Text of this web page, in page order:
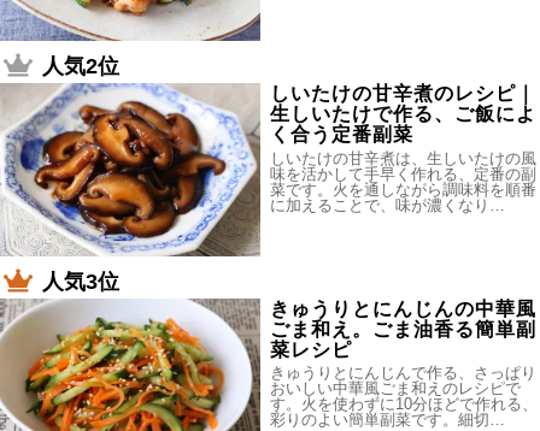
人気2位
しいたけの甘辛煮のレシピ｜
生しいたけで作る、ご飯によ
く合う定番副菜
しいたけの甘辛煮は、生しいたけの風
味を活かして手早く作れる、定番の副
菜です。火を通しながら調味料を順番
に加えることで、味が濃くなり…
人気3位
きゅうりとにんじんの中華風
ごま和え。ごま油香る簡単副
菜レシピ
きゅうりとにんじんで作る、さっぱり
おいしい中華風ごま和えのレシピで
す。火を使わずに10分ほどで作れる、
彩りのよい簡単副菜です。細切…